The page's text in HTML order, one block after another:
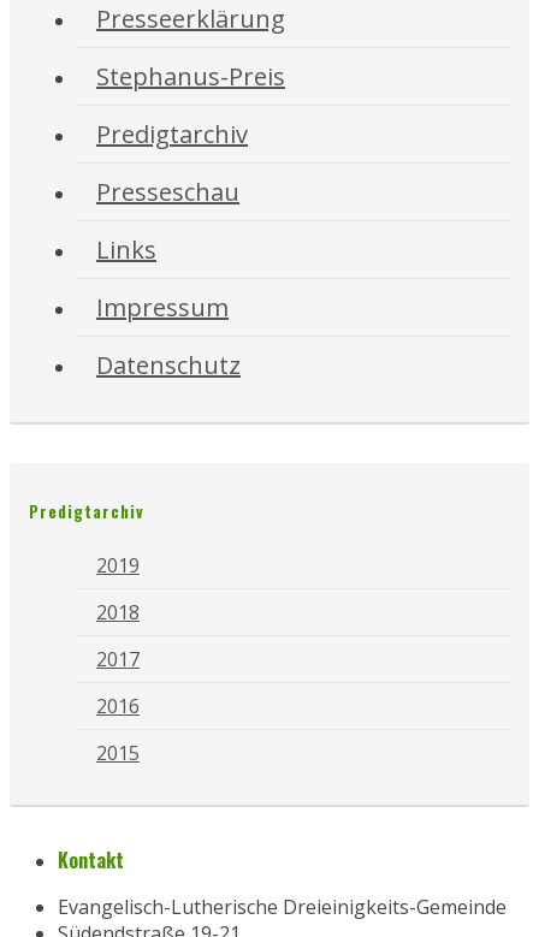
Presseerklärung
Stephanus-Preis
Predigtarchiv
Presseschau
Links
Impressum
Datenschutz
Predigtarchiv
2019
2018
2017
2016
2015
Kontakt
Evangelisch-Lutherische Dreieinigkeits-Gemeinde